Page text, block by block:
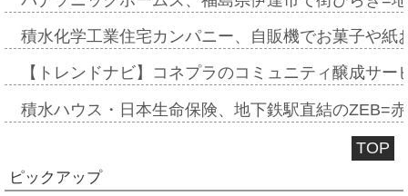
積水化学工業住宅カンパニー、自販機でお菓子や
【トレンドナビ】コネプラのコミュニティ醸成サ
積水ハウス・日本生命保険、地下鉄駅直結のZEB=
TOP
ピックアップ